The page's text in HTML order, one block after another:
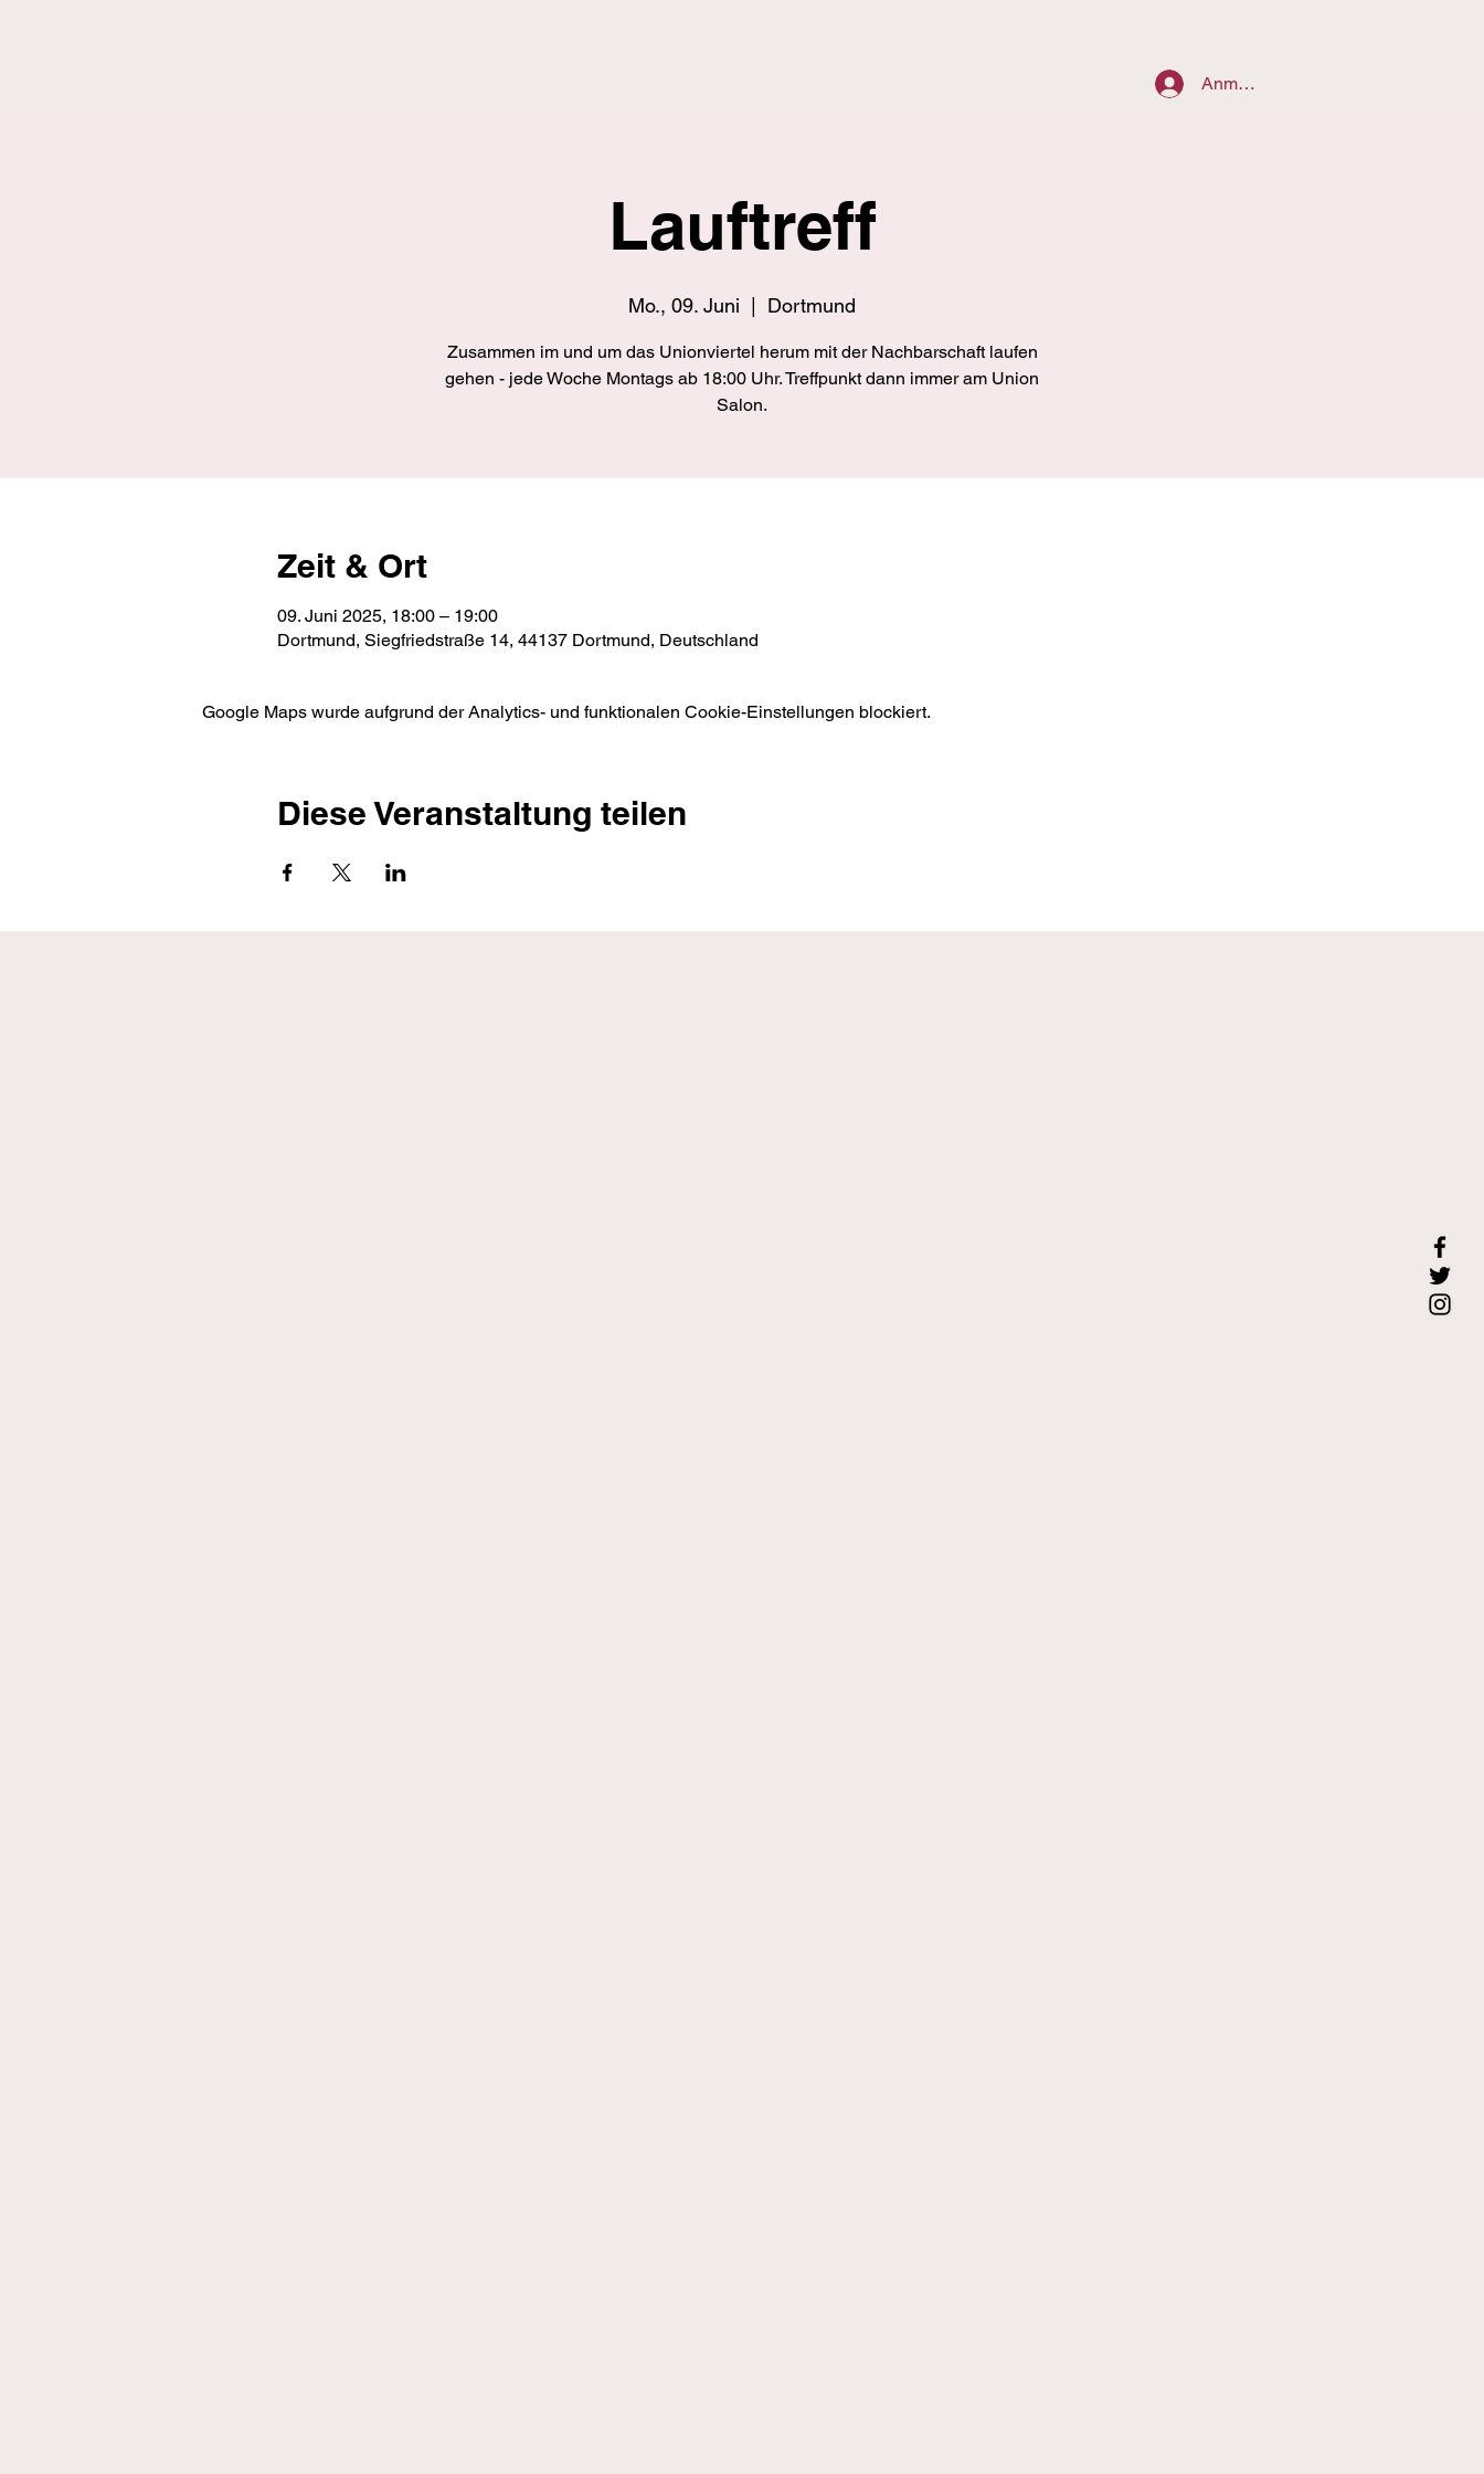
Anmelden
Lauftreff
Mo., 09. Juni Dortmund
Zusammen im und um das Unionviertel herum mit der Nachbarschaft laufen
gehen - jede Woche Montags ab 18:00 Uhr. Treffpunkt dann immer am Union
Salon.
Zeit & Ort
09. Juni 2025, 18:00 – 19:00
Dortmund, Siegfriedstraße 14, 44137 Dortmund, Deutschland
Google Maps wurde aufgrund der Analytics- und funktionalen Cookie-Einstellungen blockiert.
Diese Veranstaltung teilen